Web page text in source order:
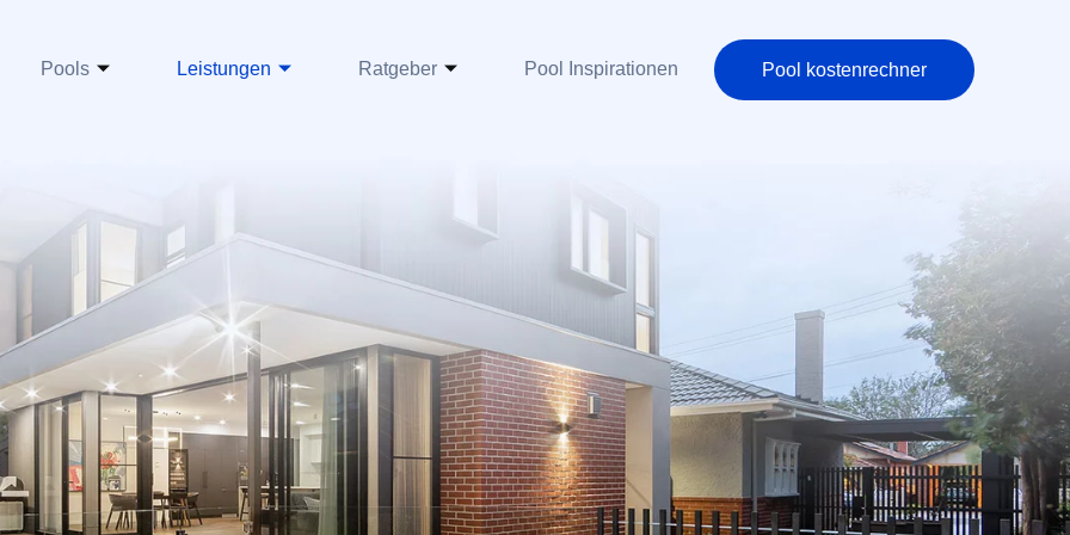
Pools Leistungen Ratgeber Pool Inspirationen Pool kostenrechner